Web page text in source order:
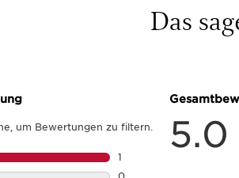
Das